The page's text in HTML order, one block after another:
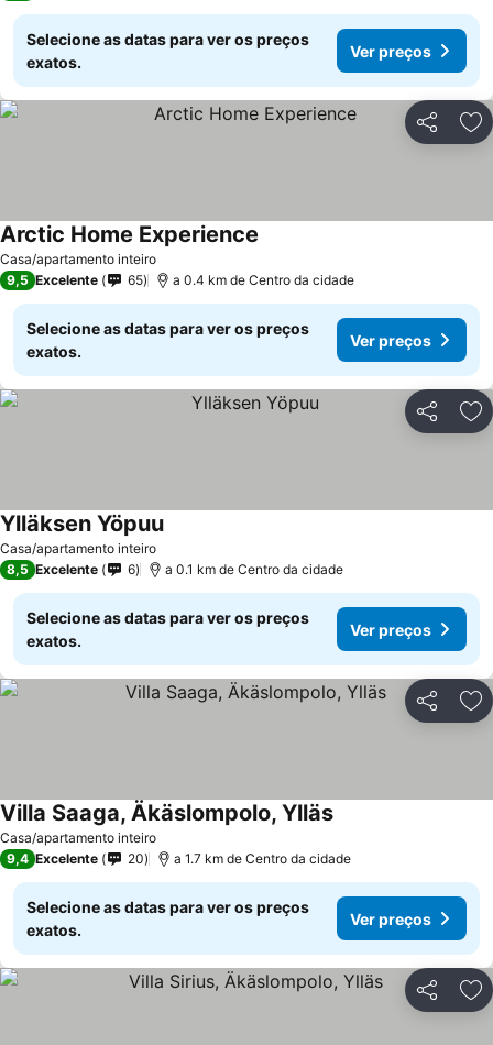
Selecione as datas para ver os preços
exatos.
Ver preços
Partilhar
Casa/apartamento inteiro
Arctic Home Experience
9,5 Excelente 65 a 0.4 km de Centro da cidade
Selecione as datas para ver os preços
exatos.
Ver preços
Partilhar
Casa/apartamento inteiro
Ylläksen Yöpuu
8,5 Excelente 6 a 0.1 km de Centro da cidade
Selecione as datas para ver os preços
exatos.
Ver preços
Partilhar
Casa/apartamento inteiro
Villa Saaga, Äkäslompolo, Ylläs
9,4 Excelente 20 a 1.7 km de Centro da cidade
Selecione as datas para ver os preços
exatos.
Ver preços
Partilhar